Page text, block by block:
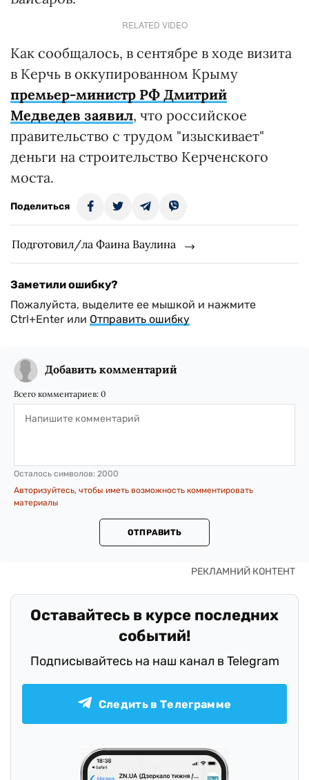
RELATED VIDEO
Как сообщалось, в сентябре в ходе визита
в Керчь в оккупированном Крыму
премьер-министр РФ Дмитрий
Медведев заявил, что российское
правительство с трудом "изыскивает"
деньги на строительство Керченского
моста.
Поделиться
Подготовил/ла Фаина Ваулина
Заметили ошибку?
Пожалуйста, выделите ее мышкой и нажмите
Ctrl+Enter или Отправить ошибку
Добавить комментарий
Всего комментариев: 0
Осталось символов: 2000
Авторизуйтесь, чтобы иметь возможность комментировать
материалы
ОТПРАВИТЬ
Оставайтесь в курсе последних
событий!
Подписывайтесь на наш канал в Telegram
Следить в Телеграмме